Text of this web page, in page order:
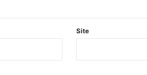
Site